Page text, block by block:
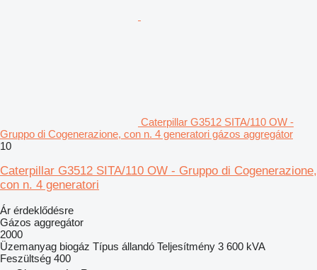
Caterpillar G3512 SITA/110 OW -
Gruppo di Cogenerazione, con n. 4 generatori gázos aggregátor
10
Caterpillar G3512 SITA/110 OW - Gruppo di Cogenerazione,
con n. 4 generatori
Ár érdeklődésre
Gázos aggregátor
2000
Üzemanyag biogáz Típus állandó Teljesítmény 3 600 kVA
Feszültség 400